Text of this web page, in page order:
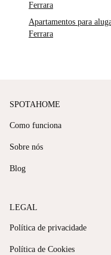
Ferrara
Apartamentos para
Ferrara
SPOTAHOME
Como funciona
Sobre nós
Blog
LEGAL
Política de privacidade
Política de Cookies